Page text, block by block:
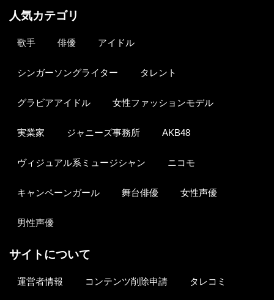
人気カテゴリ
歌手 俳優 アイドル
シンガーソングライター タレント
グラビアアイドル 女性ファッションモデル
実業家 ジャニーズ事務所 AKB48
ヴィジュアル系ミュージシャン ニコモ
キャンペーンガール 舞台俳優 女性声優
男性声優
サイトについて
運営者情報 コンテンツ削除申請 タレコミ